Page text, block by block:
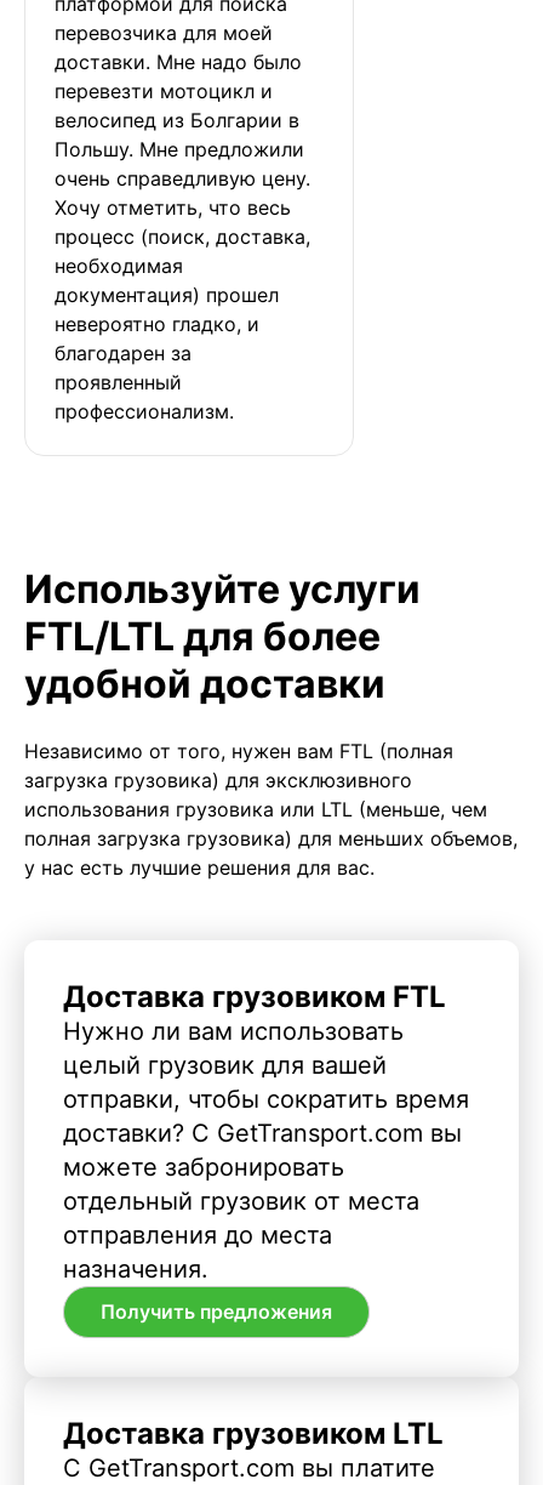
перевозчика для моей
доставки. Мне надо было
перевезти мотоцикл и
велосипед из Болгарии в
Польшу. Мне предложили
очень справедливую цену.
Хочу отметить, что весь
процесс (поиск, доставка,
необходимая
документация) прошел
невероятно гладко, и
благодарен за
проявленный
профессионализм.
Используйте услуги
FTL/LTL для более
удобной доставки
Независимо от того, нужен вам FTL (полная
загрузка грузовика) для эксклюзивного
использования грузовика или LTL (меньше, чем
полная загрузка грузовика) для меньших объемов,
у нас есть лучшие решения для вас.
Доставка грузовиком FTL
Нужно ли вам использовать
целый грузовик для вашей
отправки, чтобы сократить время
доставки? С GetTransport.com вы
можете забронировать
отдельный грузовик от места
отправления до места
назначения.
Получить предложения
Доставка грузовиком LTL
С GetTransport.com вы платите